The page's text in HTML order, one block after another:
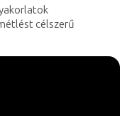
célszerű